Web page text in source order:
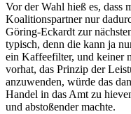
Vor der Wahl hieß es, dass
Koalitionspartner nur
Göring-Eckardt zur
typisch, denn die kann ja
ein Kaffeefilter, und keiner
vorhat, das Prinzip der
anzuwenden, würde das
Handel in das Amt zu
und abstoßender machte.